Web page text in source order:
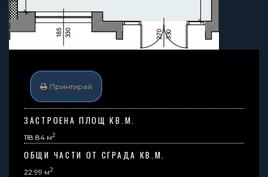
Принтирай
ЗАСТРОЕНА ПЛОЩ КВ.М.
118.84 м2
ОБЩИ ЧАСТИ ОТ СГРАДА КВ.М.
22.99 м2